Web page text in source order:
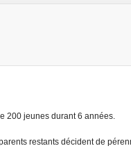
200 jeunes durant 6 années.
restants décident de